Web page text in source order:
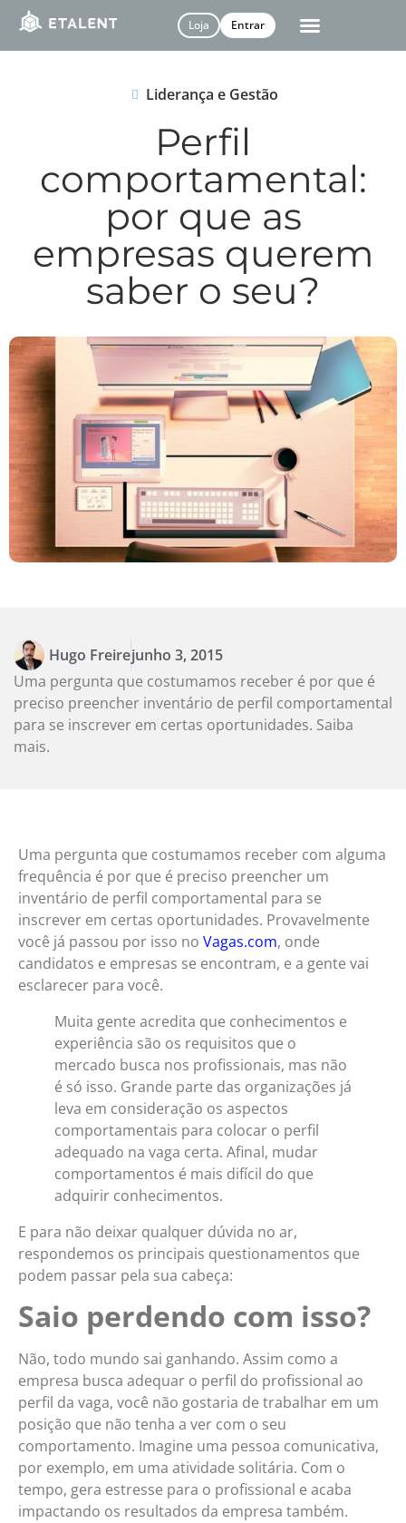
Loja Entrar
Liderança e Gestão
Perfil
comportamental:
por que as
empresas querem
saber o seu?
Hugo Freirejunho 3, 2015
Uma pergunta que costumamos receber é por que é
preciso preencher inventário de perfil comportamental
para se inscrever em certas oportunidades. Saiba
mais.
Uma pergunta que costumamos receber com alguma
frequência é por que é preciso preencher um
inventário de perfil comportamental para se
inscrever em certas oportunidades. Provavelmente
você já passou por isso no Vagas.com, onde
candidatos e empresas se encontram, e a gente vai
esclarecer para você.
Muita gente acredita que conhecimentos e
experiência são os requisitos que o
mercado busca nos profissionais, mas não
é só isso. Grande parte das organizações já
leva em consideração os aspectos
comportamentais para colocar o perfil
adequado na vaga certa. Afinal, mudar
comportamentos é mais difícil do que
adquirir conhecimentos.
E para não deixar qualquer dúvida no ar,
respondemos os principais questionamentos que
podem passar pela sua cabeça:
Saio perdendo com isso?
Não, todo mundo sai ganhando. Assim como a
empresa busca adequar o perfil do profissional ao
perfil da vaga, você não gostaria de trabalhar em um
posição que não tenha a ver com o seu
comportamento. Imagine uma pessoa comunicativa,
por exemplo, em uma atividade solitária. Com o
tempo, gera estresse para o profissional e acaba
impactando os resultados da empresa também.